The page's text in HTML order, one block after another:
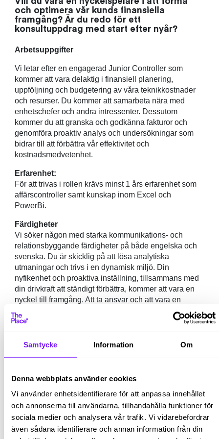
Samtycke Information Om
Denna webbplats använder cookies
Vi använder enhetsidentifierare för att anpassa innehållet
och annonserna till användarna, tillhandahålla funktioner för
sociala medier och analysera vår trafik. Vi vidarebefordrar
även sådana identifierare och annan information från din
och optimera vår kunds finansiella
framgång? Är du redo för ett
konsultuppdrag med start efter nyår?
Arbetsuppgifter
Vi letar efter en engagerad Junior Controller som
kommer att vara delaktig i finansiell planering,
uppföljning och budgetering av våra teknikkostnader
och resurser. Du kommer att samarbeta nära med
enhetschefer och andra intressenter. Dessutom
kommer du att granska och godkänna fakturor och
genomföra proaktiv analys och undersökningar som
bidrar till att förbättra vår effektivitet och
kostnadsmedvetenhet.
Erfarenhet:
För att trivas i rollen krävs minst 1 års erfarenhet som
affärscontroller samt kunskap inom Excel och
PowerBi.
Färdigheter
Vi söker någon med starka kommunikations- och
relationsbyggande färdigheter på både engelska och
svenska. Du är skicklig på att lösa analytiska
utmaningar och trivs i en dynamisk miljö. Din
nyfikenhet och proaktiva inställning, tillsammans med
din drivkraft att ständigt förbättra, kommer att vara en
nyckel till framgång. Att ta ansvar och att vara en
samarbetsvillig lagspelare är en självklarhet för dig.
som du får möjlighet att växa och utvecklas i din egen
Om kundföretaget
Vårt kundföretag är en internationell spelare inom
mode- och retailbranschen. Huvudkontoret ligger i
centrala Stockholm.